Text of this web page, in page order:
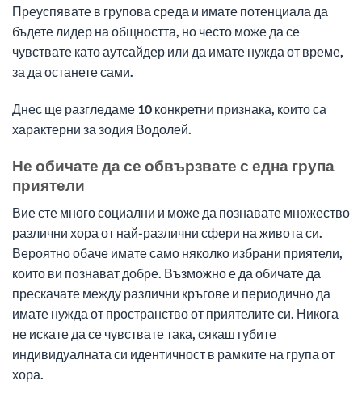
Преуспявате в групова среда и имате потенциала да
бъдете лидер на общността, но често може да се
чувствате като аутсайдер или да имате нужда от време,
за да останете сами.
Днес ще разгледаме 10 конкретни признака, които са
характерни за зодия Водолей.
Не обичате да се обвързвате с една група
приятели
Вие сте много социални и може да познавате множество
различни хора от най-различни сфери на живота си.
Вероятно обаче имате само няколко избрани приятели,
които ви познават добре. Възможно е да обичате да
прескачате между различни кръгове и периодично да
имате нужда от пространство от приятелите си. Никога
не искате да се чувствате така, сякаш губите
индивидуалната си идентичност в рамките на група от
хора.